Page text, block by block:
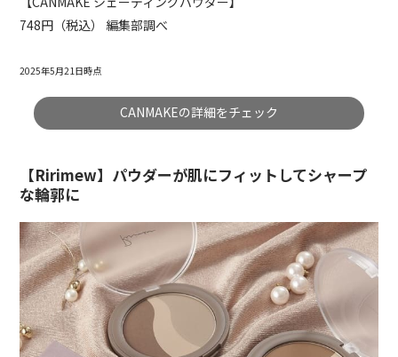
748円（税込） 編集部調べ
2025年5月21日時点
CANMAKEの詳細をチェック
【Ririmew】パウダーが肌にフィットしてシャープ
な輪郭に